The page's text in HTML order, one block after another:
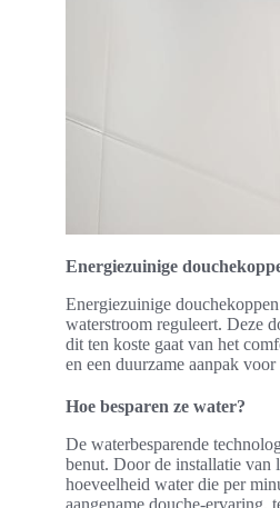
Energiezuinige
Energiezuinige
waterstroom reguleert. Deze
dit ten koste gaat van het
en een duurzame aanpak voor
Hoe besparen ze water?
De waterbesparende
benut. Door de installatie van
hoeveelheid water die per
aangename douche-